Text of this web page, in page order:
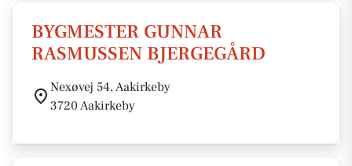
BYGMESTER GUNNAR
RASMUSSEN BJERGEGÅRD
Nexøvej 54, Aakirkeby
3720 Aakirkeby